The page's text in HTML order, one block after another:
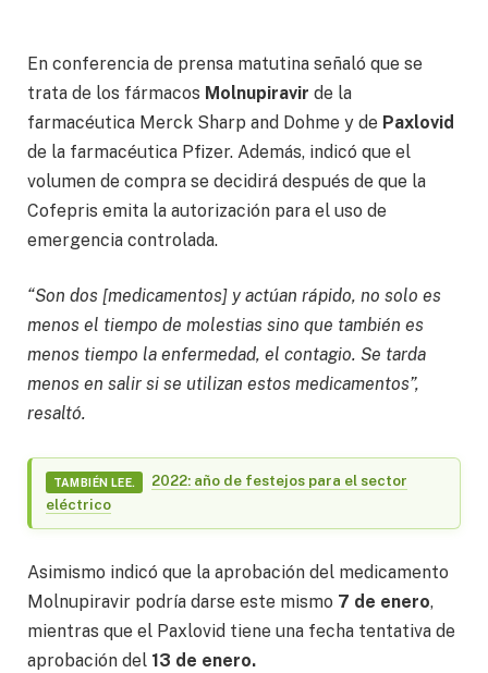
En conferencia de prensa matutina señaló que se
trata de los fármacos Molnupiravir de la
farmacéutica Merck Sharp and Dohme y de Paxlovid
de la farmacéutica Pfizer. Además, indicó que el
volumen de compra se decidirá después de que la
Cofepris emita la autorización para el uso de
emergencia controlada.
“Son dos [medicamentos] y actúan rápido, no solo es
menos el tiempo de molestias sino que también es
menos tiempo la enfermedad, el contagio. Se tarda
menos en salir si se utilizan estos medicamentos”,
resaltó.
TAMBIÉN LEE.
2022: año de festejos para el sector
eléctrico
Asimismo indicó que la aprobación del medicamento
Molnupiravir podría darse este mismo 7 de enero,
mientras que el Paxlovid tiene una fecha tentativa de
aprobación del 13 de enero.